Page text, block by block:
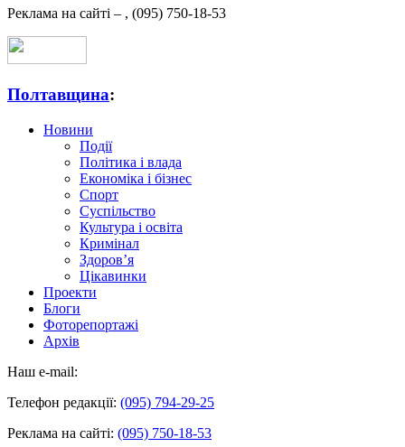
Реклама на сайті – , (095) 750-18-53
Полтавщина:
Новини
Події
Політика і влада
Економіка і бізнес
Спорт
Суспільство
Культура і освіта
Кримінал
Здоров’я
Цікавинки
Проекти
Блоги
Фоторепортажі
Архів
Наш e-mail:
Телефон редакції: (095) 794-29-25
Реклама на сайті: (095) 750-18-53